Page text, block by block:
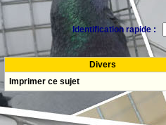
Identification rapide :
Divers
Imprimer ce sujet